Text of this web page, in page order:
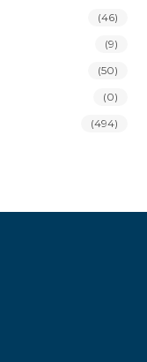
(46)
(9)
(50)
(0)
(494)